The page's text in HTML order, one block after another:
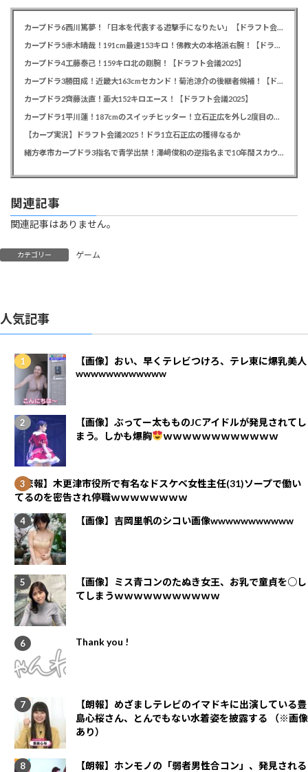
カープドラ6西川篤夢！「日本を代表する遊撃手になりたい」【ドラフト会議2025】
カープドラ5赤木晴哉！191cm最速153キロ！佛教大の本格派右腕！【ドラフト会議2025】
カープドラ4工藤泰己！159キロ北の剛腕！【ドラフト会議2025】
カープドラ3勝田成！近畿大163cmセカンド！菊池涼介の後継者候補！【ドラフト会議2025】
カープドラ2齊藤汰直！亜大152キロエース！【ドラフト会議2025】
カープドラ1平川蓮！187cmのスイッチヒッター！立石正広を外し2度目の重複も新井監督がクジを引き当てる！【ドラフト会議2025】
【カープ実況】ドラフト会議2025！ドラ1立石正広の獲得なるか
緒方孝市カープドラ3指名で青学出禁！澤﨑俊和の逆指名まで10年間スカウト出禁
関連記事
関連記事はありません。
カテゴリー ゲーム
人気記事
【画像】おい、早くテレビつけろ、テレ東に爆乳美人
wwwwwwwwwwww
【画像】ぶってー太もものJCアイドルが発見されてし
まう。しかも爆胸
ｗｗｗｗｗｗｗｗｗｗｗｗ
【悲報】木更津市役所で有名なドスケベ女性主任(31)ソープで働い
てるのを密告され停職ｗｗｗｗｗｗｗｗ
【画像】吉岡里帆のシコい画像wwwwwwwwwww
【画像】ミス青コンのたぬき女王、お乳で童貞を○し
てしまうｗｗｗｗｗｗｗｗｗｗｗ
Thank you !
【朗報】めざましテレビのイマドキに出演している豊
島心桜さん、とんでもない水着姿を披露する （※画像
あり）
【朗報】ホンモノの「弱者男性合コン」、発見される